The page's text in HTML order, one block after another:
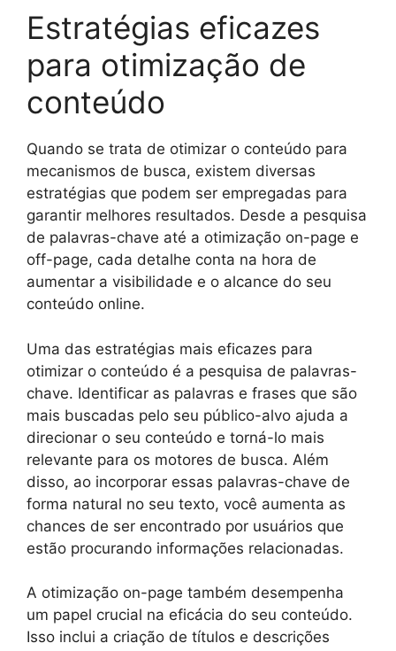
Estratégias eficazes
para otimização de
conteúdo
Quando se trata de otimizar o conteúdo para
mecanismos de busca, existem diversas
estratégias que podem ser empregadas para
garantir melhores resultados. Desde a pesquisa
de palavras-chave até a otimização on-page e
off-page, cada detalhe conta na hora de
aumentar a visibilidade e o alcance do seu
conteúdo online.
Uma das estratégias mais eficazes para
otimizar o conteúdo é a pesquisa de palavras-
chave. Identificar as palavras e frases que são
mais buscadas pelo seu público-alvo ajuda a
direcionar o seu conteúdo e torná-lo mais
relevante para os motores de busca. Além
disso, ao incorporar essas palavras-chave de
forma natural no seu texto, você aumenta as
chances de ser encontrado por usuários que
estão procurando informações relacionadas.
A otimização on-page também desempenha
um papel crucial na eficácia do seu conteúdo.
Isso inclui a criação de títulos e descrições